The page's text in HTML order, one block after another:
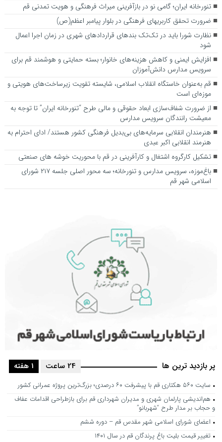
تنورخانه ایران؛ گامی نو در بازآفرینی میراث فرهنگی و هویت تمدنی قم
ضرورت تحقق کاربری­های فرهنگی در بلوار پیامبر اعظم(ص)
نظارت شورا باید در تک‌تک بندهای قراردادهای شهری در زمان اجرا اعمال
شود
افزایش ایمنی و کاهش هزینه‌های خانوار؛ بسته حمایتی و هوشمند قم برای
سرویس مدارس دانش‌آموزان
قم به‌عنوان خاستگاه انقلاب اسلامی، شایسته تقویت زیرساخت‌های هویتی و
موزه‌ای است
از ضرورت شفاف‌سازی ابعاد حقوقی و مالی طرح “تنورخانه ایران” تا توجه به
معیشت رانندگان سرویس مدارس
هنرمندان انقلابی سرمایه‌های بی‌بدیل فرهنگی کشور هستند/ ادای احترام به
هنرمند انقلابی اکبر عبدی
تشکیل کارگروه اشتغال و کارآفرینی در قم با محوریت خوشه های صنعتی
باغ‌موزه، سرویس مدارس و تنورخانه؛ سه محور اصلی جلسه ۲۱۷ شورای
اسلامی شهر قم
پر بازدید ترین ها 1 هفته 24 ساعت
سایت ۵۶۰ هکتاری قم با پیشرفت ۶۰ درصدی؛ بزرگ‌ترین پروژه عمرانی کشور
هم‌اندیشی پارلمان شهری و مدیران شهرداری قم برای بازطراحی اقدامات عفاف
و حجاب بر مدار طرح “شهربانو”
اعضای شورای اسلامی شهر مقدس قم – دوره ششم
تغییر قیمت بلیت باغ پرندگان قم در سال ۱۴۰۱